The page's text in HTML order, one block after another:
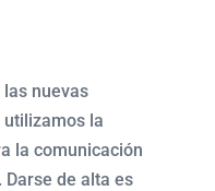
las nuevas
la
la comunicación
de alta es